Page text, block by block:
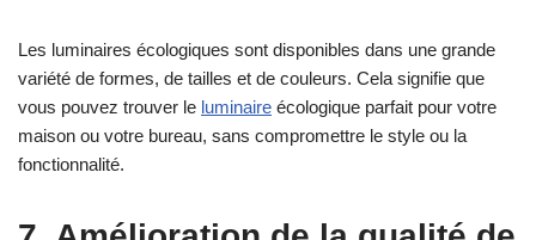
Les luminaires écologiques sont disponibles dans une grande
variété de formes, de tailles et de couleurs. Cela signifie que
vous pouvez trouver le luminaire écologique parfait pour votre
maison ou votre bureau, sans compromettre le style ou la
fonctionnalité.